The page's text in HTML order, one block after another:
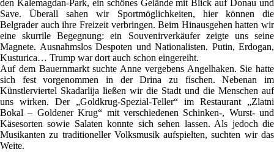
den Kalemagdan-Park, ein schönes Gelände mit Blick auf Donau und
Save. Überall sahen wir Sportmöglichkeiten, hier können die
Belgrader auch ihre Freizeit verbringen. Beim Hinausgehen hatten wir
eine skurrile Begegnung: ein Souvenirverkäufer zeigte uns seine
Magnete. Ausnahmslos Despoten und Nationalisten. Putin, Erdogan,
Kusturica… Trump war dort auch schon eingereiht.
Auf dem Bauernmarkt suchte Anne vergebens Angelhaken. Sie hatte
sich fest vorgenommen in der Drina zu fischen. Nebenan im
Künstlerviertel Skadarlija ließen wir die Stadt und die Menschen auf
uns wirken. Der „Goldkrug-Spezial-Teller“ im Restaurant „Zlatni
Bokal – Goldener Krug“ mit verschiedenen Schinken-, Wurst- und
Käsesorten sowie Salaten konnte sich sehen lassen. Als jedoch die
Musikanten zu traditioneller Volksmusik aufspielten, suchten wir das
Weite.